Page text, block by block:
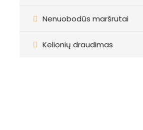
Nenuobodūs maršrutai
Kelionių draudimas